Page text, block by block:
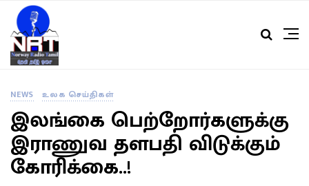
NEWS உலக செய்திகள்
இலங்கை பெற்றோர்களுக்கு
இராணுவ தளபதி விடுக்கும்
கோரிக்கை..!